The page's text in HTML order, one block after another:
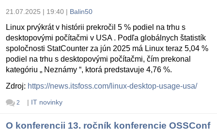
21.07.2025 | 19:40 | Balin50
Linux prvýkrát v histórii prekročil 5 % podiel na trhu s
desktopovými počítačmi v USA . Podľa globálnych štatistík
spoločnosti StatCounter za jún 2025 má Linux teraz 5,04 %
podiel na trhu s desktopovými počítačmi, čím prekonal
kategóriu „ Neznámy “, ktorá predstavuje 4,76 %.
Zdroj: https://news.itsfoss.com/linux-desktop-usage-usa/
2 | IT novinky
O konferencii 13. ročník konferencie OSSConf